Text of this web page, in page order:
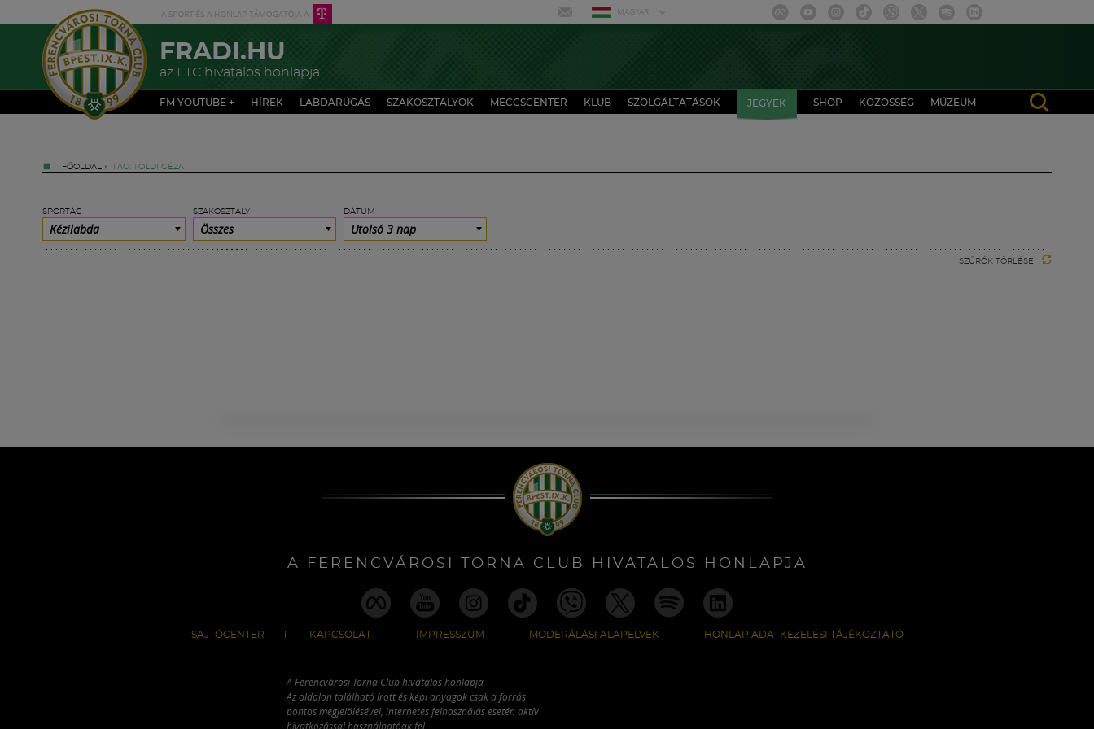
MAGYAR
FRADI.HU
az FTC hivatalos honlapja
FM YOUTUBE + HÍREK LABDARÚGÁS SZAKOSZTÁLYOK MECCSCENTER KLUB SZOLGÁLTATÁSOK JEGYEK SHOP KÖZÖSSÉG MÚZEUM
FŐOLDAL » TAG: TOLDI GÉZA
SPORTÁG
Kézilabda
SZAKOSZTÁLY
Összes
DÁTUM
Utolsó 3 nap
SZŰRŐK TÖRLÉSE
A FERENCVÁROSI TORNA CLUB HIVATALOS HONLAPJA
SAJTÓCENTER KAPCSOLAT IMPRESSZUM MODERÁLÁSI ALAPELVEK HONLAP ADATKEZELÉSI TÁJÉKOZTATÓ
A Ferencvárosi Torna Club hivatalos honlapja
Az oldalon található írott és képi anyagok csak a forrás
pontos megjelölésével, internetes felhasználás esetén aktív
hivatkozással használhatóak fel.